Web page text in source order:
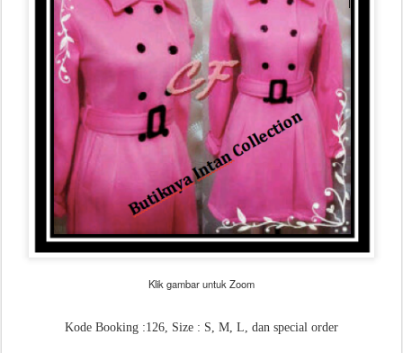
Klik gambar untuk Zoom
Kode Booking :126, Size : S, M, L, dan special order